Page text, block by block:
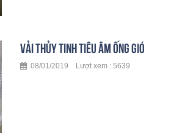
VẢI THỦY TINH TIÊU ÂM ỐNG GIÓ
08/01/2019 Lượt xem : 5639